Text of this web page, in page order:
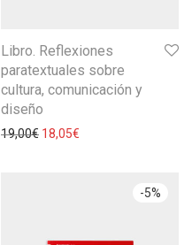
Libro. Reflexiones
paratextuales sobre
cultura, comunicación y
diseño
19,00€ 18,05€
-5%